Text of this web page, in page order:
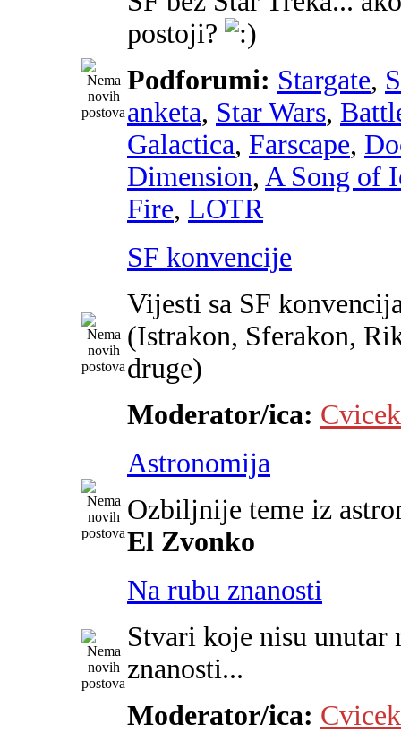
postoji?
Podforumi: Stargate,
anketa, Star Wars,
Galactica, Farscape,
Dimension, A Song of
Fire, LOTR
SF konvencije
Vijesti sa SF
(Istrakon, Sferakon,
druge)
Moderator/ica: Cvicek
Astronomija
Ozbiljnije teme iz
El Zvonko
Na rubu znanosti
Stvari koje nisu unutar
znanosti...
Moderator/ica: Cvicek